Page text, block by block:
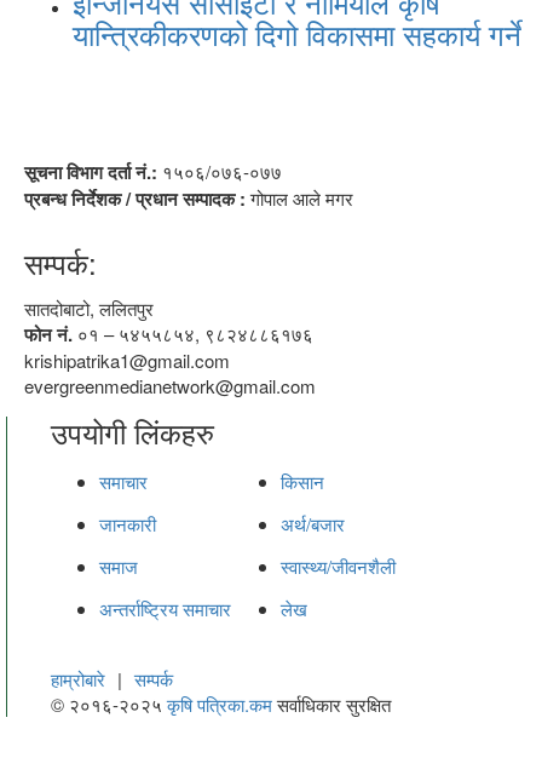
यान्त्रिकीकरणको दिगो विकासमा सहकार्य गर्ने
सूचना विभाग दर्ता नं.: १५०६/०७६-०७७
प्रबन्ध निर्देशक / प्रधान सम्पादक :गोपाल आले मगर
सम्पर्क:
सातदोबाटो, ललितपुर
फोन नं. ०१ – ५४५५८५४, ९८२४८८६१७६
krishipatrika1@gmail.com
evergreenmedianetwork@gmail.com
उपयोगी लिंकहरु
समाचार
किसान
जानकारी
अर्थ/बजार
समाज
स्वास्थ्य/जीवनशैली
अन्तर्राष्ट्रिय समाचार
लेख
हाम्रोबारे | सम्पर्क
© २०१६-२०२५कृषि पत्रिका.कमसर्वाधिकार सुरक्षित